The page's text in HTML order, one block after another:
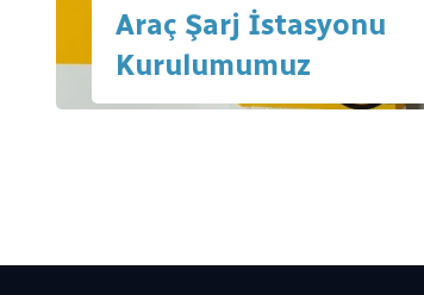
Araç Şarj İstasyonu
Kurulumumuz